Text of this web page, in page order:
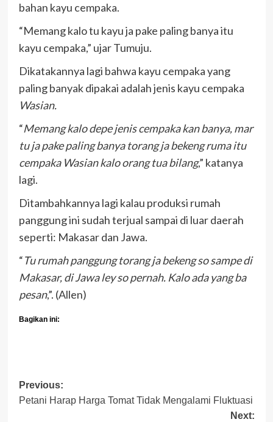
bahan kayu cempaka.
“Memang kalo tu kayu ja pake paling banya itu
kayu cempaka,” ujar Tumuju.
Dikatakannya lagi bahwa kayu cempaka yang
paling banyak dipakai adalah jenis kayu cempaka
Wasian.
“Memang kalo depe jenis cempaka kan banya, mar
tu ja pake paling banya torang ja bekeng ruma itu
cempaka Wasian kalo orang tua bilang,” katanya
lagi.
Ditambahkannya lagi kalau produksi rumah
panggung ini sudah terjual sampai di luar daerah
seperti: Makasar dan Jawa.
“Tu rumah panggung torang ja bekeng so sampe di
Makasar, di Jawa ley so pernah. Kalo ada yang ba
pesan,”. (Allen)
Bagikan ini:
Post
navigation
Previous:
Petani Harap Harga Tomat Tidak Mengalami Fluktuasi
Next: